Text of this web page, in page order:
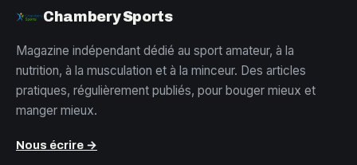
Chambery Sports
Magazine indépendant dédié au sport amateur, à la
nutrition, à la musculation et à la minceur. Des articles
pratiques, régulièrement publiés, pour bouger mieux et
manger mieux.
Nous écrire →